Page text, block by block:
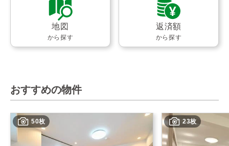
地図
から探す
返済額
から探す
おすすめの物件
50枚 23枚